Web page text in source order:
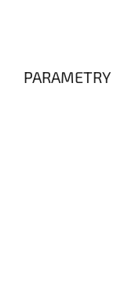
PARAMETRY